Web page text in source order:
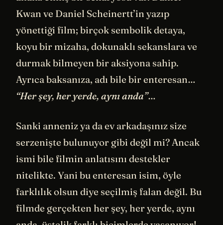
Kwan ve Daniel Scheinertt’in yazıp
yönettiği film; birçok sembolik detaya,
koyu bir mizaha, dokunaklı sekanslara ve
durmak bilmeyen bir aksiyona sahip.
Ayrıca baksanıza, adı bile bir enteresan…
“Her şey, her yerde, aynı anda”…
Sanki anneniz ya da ev arkadaşınız size
serzenişte bulunuyor gibi değil mi? Ancak
ismi bile filmin anlatısını destekler
nitelikte. Yani bu enteresan isim, öyle
farklılık olsun diye seçilmiş falan değil. Bu
filmde gerçekten her şey, her yerde, aynı